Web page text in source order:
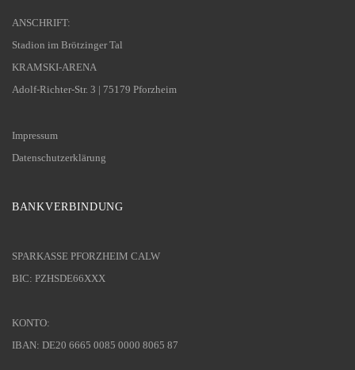
ANSCHRIFT:
Stadion im Brötzinger Tal
KRAMSKI-ARENA
Adolf-Richter-Str. 3 | 75179 Pforzheim
Impressum
Datenschutzerklärung
BANKVERBINDUNG
SPARKASSE PFORZHEIM CALW
BIC: PZHSDE66XXX
KONTO:
IBAN: DE20 6665 0085 0000 8065 87